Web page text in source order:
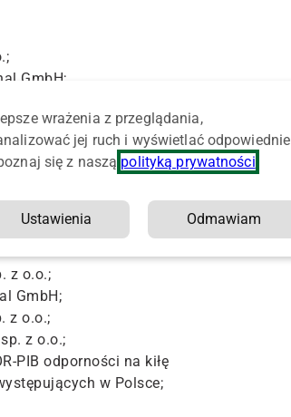
GmbH;
odporności na kiłę kapusty,
w Polsce; zgłaszający:
na kiłę kapusty, w
w Polsce; zgłaszający: DSV
z o.o.;
GmbH;
z o.o.;
z o.o.;
PIB odporności na kiłę
w Polsce;
wrażenia z przeglądania,
jej ruch i wyświetlać odpowiednie
się z naszą polityką prywatności
Ustawienia Odmawiam